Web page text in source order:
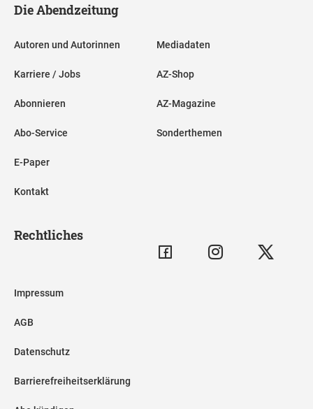
Die Abendzeitung
Autoren und Autorinnen
Karriere / Jobs
Abonnieren
Abo-Service
E-Paper
Kontakt
Mediadaten
AZ-Shop
AZ-Magazine
Sonderthemen
Rechtliches
Impressum
AGB
Datenschutz
Barrierefreiheitserklärung